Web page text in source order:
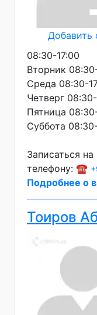
Добавить
08:30-17:00
Вторник
Среда 08:30-
Четверг
Пятница
Суббота
Записаться
телефону: ☎️
Подробнее о
Тоиров